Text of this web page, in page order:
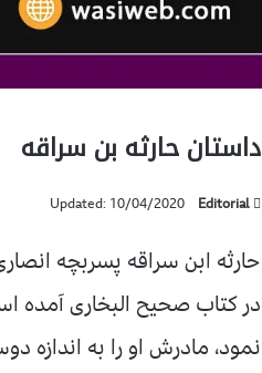
داستان حارثه بن سراقه
Editorial
Updated: 10/04/2020
حارثه ابن سراقه پسربچه
در كتاب صحیح البخاری آمده
نمود، مادرش او را به